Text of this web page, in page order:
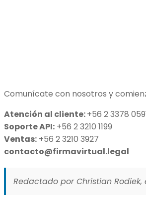
Comunícate con nosotros y
Atención al cliente:+56 2 3378
Soporte API: +56 2 3210 1199
Ventas: +56 2 3210 3927
contacto@firmavirtual.legal
Redactado por Christian